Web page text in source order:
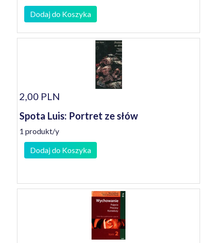
Dodaj do Koszyka
2,00 PLN
Spota Luis: Portret ze słów
1 produkt/y
Dodaj do Koszyka